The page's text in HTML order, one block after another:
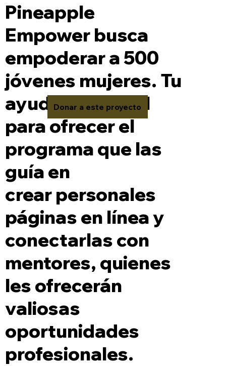
Pineapple
Empower busca
empoderar a 500
jóvenes mujeres. Tu
ayuda es crucial
para ofrecer el
programa que las
guía en
crear personales
páginas en línea y
conectarlas con
mentores, quienes
les ofrecerán
valiosas
oportunidades
profesionales.
Donar a este proyecto